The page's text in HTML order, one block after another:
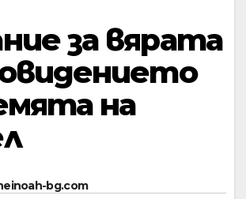
за вярата
на
bg.com